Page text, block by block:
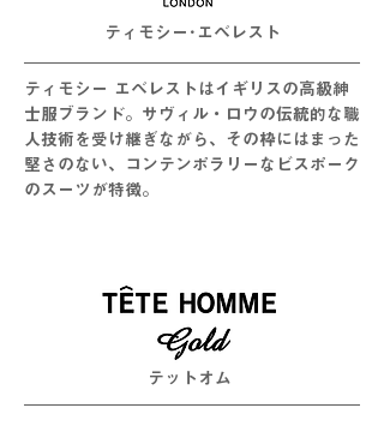
ティモシー･エベレスト
ティモシー エベレストはイギリスの高級紳
士服ブランド。サヴィル・ロウの伝統的な職
人技術を受け継ぎながら、その枠にはまった
堅さのない、コンテンポラリーなビスポーク
のスーツが特徴。
テットオム